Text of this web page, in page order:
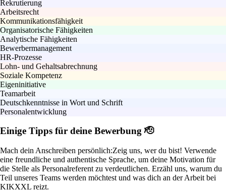
Rekrutierung
Arbeitsrecht
Kommunikationsfähigkeit
Organisatorische Fähigkeiten
Analytische Fähigkeiten
Bewerbermanagement
HR-Prozesse
Lohn- und Gehaltsabrechnung
Soziale Kompetenz
Eigeninitiative
Teamarbeit
Deutschkenntnisse in Wort und Schrift
Personalentwicklung
Einige Tipps für deine Bewerbung 🫡
Mach dein Anschreiben persönlich:Zeig uns, wer du bist! Verwende
eine freundliche und authentische Sprache, um deine Motivation für
die Stelle als Personalreferent zu verdeutlichen. Erzähl uns, warum du
Teil unseres Teams werden möchtest und was dich an der Arbeit bei
KIKXXL reizt.